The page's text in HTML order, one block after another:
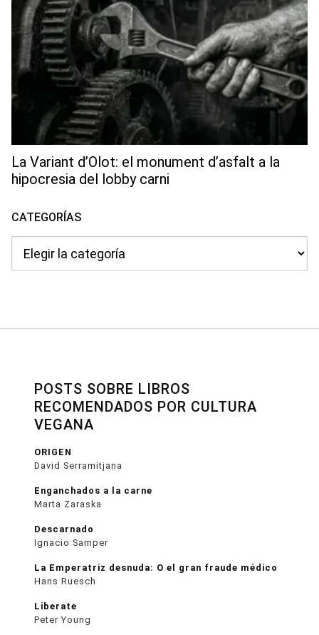
La Variant d’Olot: el monument d’asfalt a la
hipocresia del lobby carni
CATEGORÍAS
POSTS SOBRE LIBROS
RECOMENDADOS POR CULTURA
VEGANA
ORIGEN
David Serramitjana
Enganchados a la carne
Marta Zaraska
Descarnado
Ignacio Samper
La Emperatriz desnuda: O el gran fraude médico
Hans Ruesch
Liberate
Peter Young